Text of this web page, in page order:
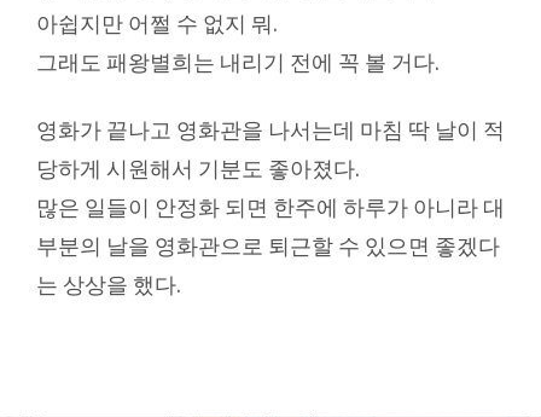
아쉽지만 어쩔 수 없지 뭐.
그래도 패왕별희는 내리기 전에 꼭 볼 거다.
영화가 끝나고 영화관을 나서는데 마침 딱 날이 적
당하게 시원해서 기분도 좋아졌다.
많은 일들이 안정화 되면 한주에 하루가 아니라 대
부분의 날을 영화관으로 퇴근할 수 있으면 좋겠다
는 상상을 했다.